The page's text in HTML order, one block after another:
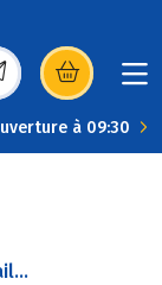
dans une
à 09:30